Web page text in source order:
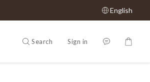
English
𝕊𝔸𝕃𝔼 𝟝𝟘% 𝕠𝕗𝕗 Shop All 𝙈𝙇𝘽大
Search Sign in